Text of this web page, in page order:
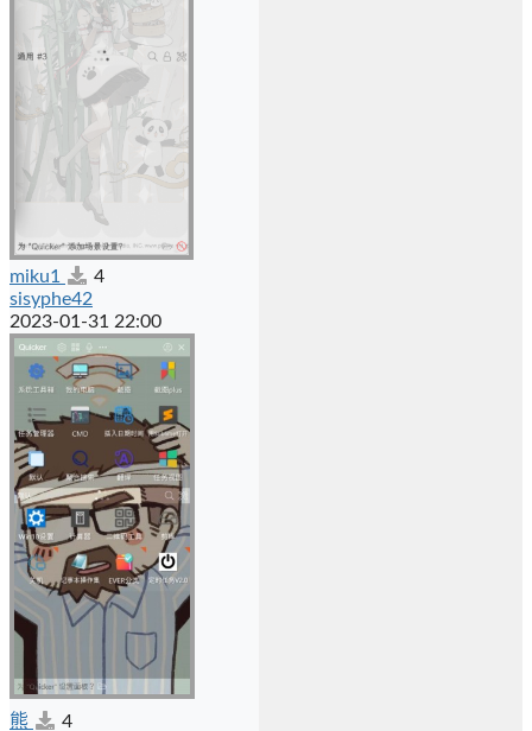
miku1
4
sisyphe42
2023-01-31 22:00
熊 4